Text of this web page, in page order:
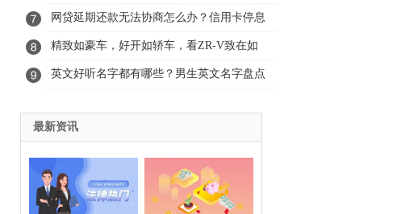
天日的来历是什么？
网贷延期还款无法协商怎么办？信用卡停息
挂账有几种方式？
精致如豪车，好开如轿车，看ZR-V致在如
何打破SUV内卷法则-全球消息
英文好听名字都有哪些？男生英文名字盘点
最新资讯